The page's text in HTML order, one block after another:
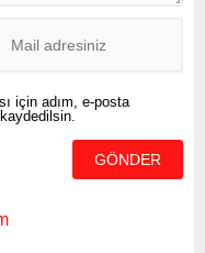
için adım, e-posta